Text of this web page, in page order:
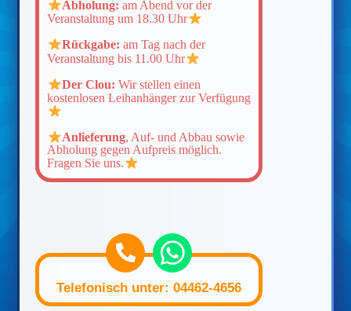
Abholung: am Abend vor der
Veranstaltung um 18.30 Uhr
Rückgabe: am Tag nach der
Veranstaltung bis 11.00 Uhr
Der Clou: Wir stellen einen
kostenlosen Leihanhänger zur Verfügung
Anlieferung, Auf- und Abbau sowie
Abholung gegen Aufpreis möglich.
Fragen Sie uns.
Telefonisch unter: 04462-4656